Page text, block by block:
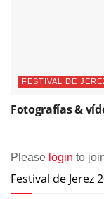
FESTIVAL DE
Fotografías &
Please login to
Festival de Jerez